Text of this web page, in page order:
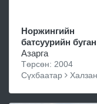
Норжингийн
батсуурийн буган
Азарга
Төрсөн: 2004
Сүхбаатар
Халзан